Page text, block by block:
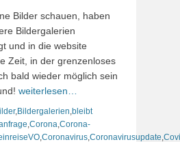
Bilder schauen, haben
Bildergalerien
und in die website
Zeit, in der grenzenloses
bald wieder möglich sein
weiterlesen…
,Bildergalerien,bleibt
,Corona,Corona-
,Coronavirus,Coronavirusupdate,